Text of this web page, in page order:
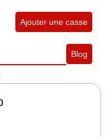
Ajouter une casse
Blog